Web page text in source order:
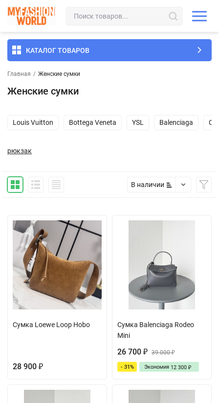
КАТАЛОГ ТОВАРОВ
Главная / Женские сумки
Женские сумки
Louis Vuitton Bottega Veneta YSL Balenciaga
рюкзак
В наличии
Сумка Loewe Loop Hobo
28 900 ₽
Сумка Balenciaga Rodeo
Mini
26 700 ₽ 39 000₽
- 31% Экономия 12 300 ₽